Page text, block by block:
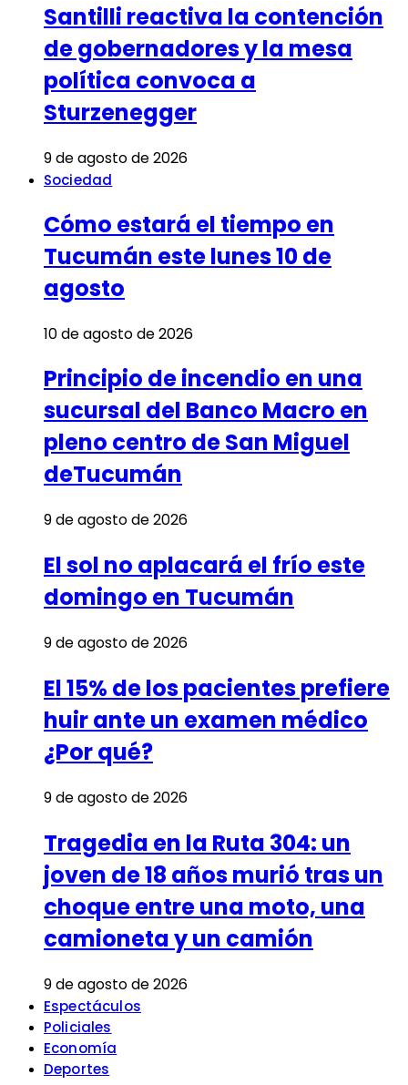
Santilli reactiva la contención
de gobernadores y la mesa
política convoca a
Sturzenegger
9 de agosto de 2026
Sociedad
Cómo estará el tiempo en
Tucumán este lunes 10 de
agosto
10 de agosto de 2026
Principio de incendio en una
sucursal del Banco Macro en
pleno centro de San Miguel
deTucumán
9 de agosto de 2026
El sol no aplacará el frío este
domingo en Tucumán
9 de agosto de 2026
El 15% de los pacientes prefiere
huir ante un examen médico
¿Por qué?
9 de agosto de 2026
Tragedia en la Ruta 304: un
joven de 18 años murió tras un
choque entre una moto, una
camioneta y un camión
9 de agosto de 2026
Espectáculos
Policiales
Economía
Deportes